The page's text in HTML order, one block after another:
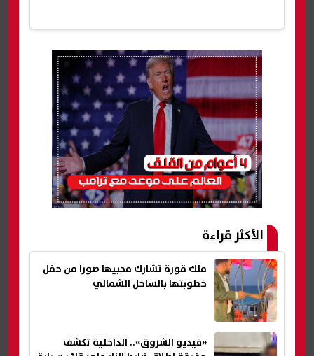
الأكثر قراءة
ملك قورة تشارك محبيها صورا من حفل
خطوبتها بالساحل الشمالي
«فيديو الشروق».. الداخلية تكشف